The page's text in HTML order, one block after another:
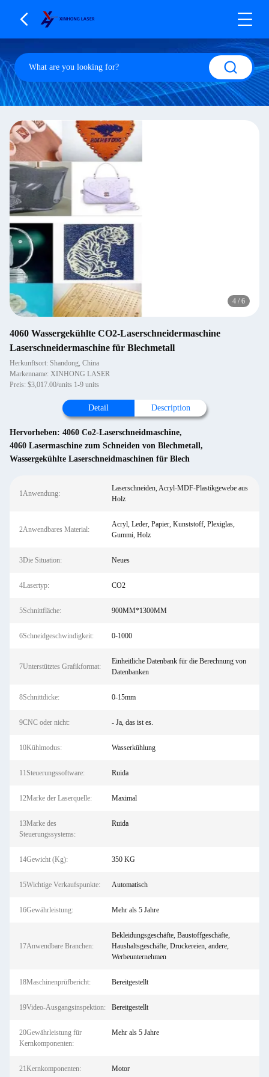
4 / 6
4060 Wassergekühlte CO2-Laserschneidermaschine
Laserschneidermaschine für Blechmetall
Herkunftsort: Shandong, China
Markenname: XINHONG LASER
Preis: $3,017.00/units 1-9 units
Detail Description
Hervorheben: 4060 Co2-Laserschneidmaschine,
4060 Lasermaschine zum Schneiden von Blechmetall,
Wassergekühlte Laserschneidmaschinen für Blech
1Anwendung:
Laserschneiden, Acryl-MDF-Plastikgewebe aus
Holz
2Anwendbares Material:
Acryl, Leder, Papier, Kunststoff, Plexiglas,
Gummi, Holz
3Die Situation: Neues
4Lasertyp: CO2
5Schnittfläche: 900MM*1300MM
6Schneidgeschwindigkeit: 0-1000
7Unterstütztes Grafikformat:
Einheitliche Datenbank für die Berechnung von
Datenbanken
8Schnittdicke: 0-15mm
9CNC oder nicht: - Ja, das ist es.
10Kühlmodus: Wasserkühlung
11Steuerungssoftware: Ruida
12Marke der Laserquelle: Maximal
13Marke des
Steuerungssystems:
Ruida
14Gewicht (Kg): 350 KG
15Wichtige Verkaufspunkte: Automatisch
16Gewährleistung: Mehr als 5 Jahre
17Anwendbare Branchen:
Bekleidungsgeschäfte, Baustoffgeschäfte,
Haushaltsgeschäfte, Druckereien, andere,
Werbeunternehmen
18Maschinenprüfbericht: Bereitgestellt
19Video-Ausgangsinspektion: Bereitgestellt
20Gewährleistung für
Kernkomponenten:
Mehr als 5 Jahre
21Kernkomponenten: Motor